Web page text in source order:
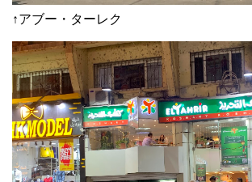
↑アブー・ターレク